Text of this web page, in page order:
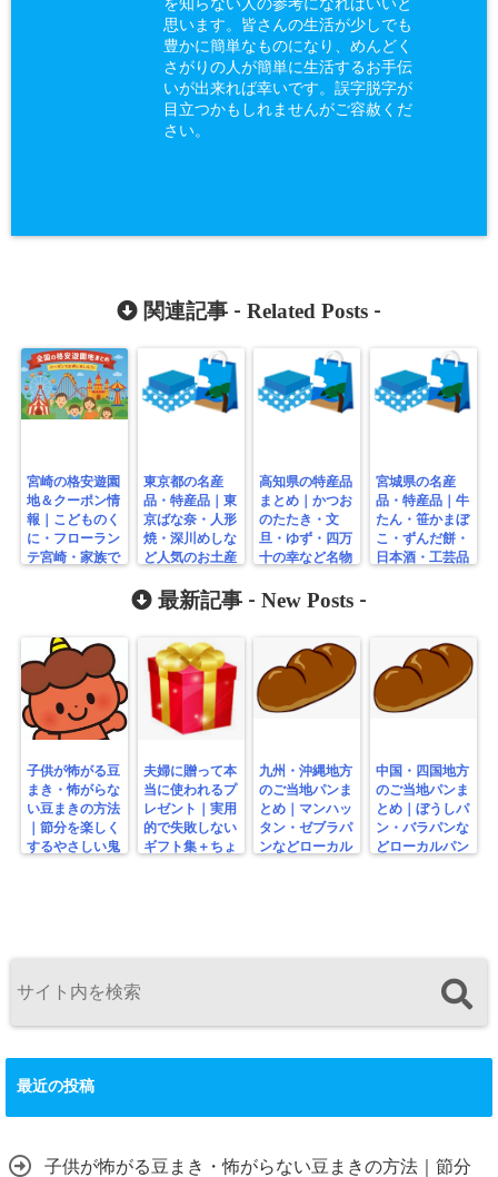
を知らない人の参考になればいいと
思います。皆さんの生活が少しでも
豊かに簡単なものになり、めんどく
さがりの人が簡単に生活するお手伝
いが出来れば幸いです。誤字脱字が
目立つかもしれませんがご容赦くだ
さい。
関連記事 - Related Posts -
宮崎の格安遊園
地＆クーポン情
報｜こどものく
に・フローラン
テ宮崎・家族で
東京都の名産
品・特産品｜東
京ばな奈・人形
焼・深川めしな
ど人気のお土産
高知県の特産品
まとめ｜かつお
のたたき・文
旦・ゆず・四万
十の幸など名物
宮城県の名産
品・特産品｜牛
たん・笹かまぼ
こ・ずんだ餅・
日本酒・工芸品
最新記事 - New Posts -
子供が怖がる豆
まき・怖がらな
い豆まきの方法
｜節分を楽しく
するやさしい鬼
夫婦に贈って本
当に使われるプ
レゼント｜実用
的で失敗しない
ギフト集＋ちょ
九州・沖縄地方
のご当地パンま
とめ｜マンハッ
タン・ゼブラパ
ンなどローカル
中国・四国地方
のご当地パンま
とめ｜ぼうしパ
ン・バラパンな
どローカルパン
最近の投稿
子供が怖がる豆まき・怖がらない豆まきの方法｜節分